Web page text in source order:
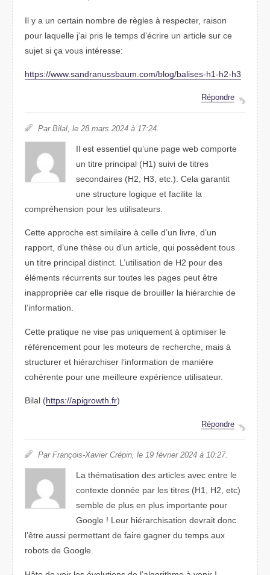
Il y a un certain nombre de règles à respecter, raison
pour laquelle j’ai pris le temps d’écrire un article sur ce
sujet si ça vous intéresse:
https://www.sandranussbaum.com/blog/balises-h1-h2-h3
Répondre
Par Bilal, le 28 mars 2024 à 17:24.
Il est essentiel qu’une page web comporte
un titre principal (H1) suivi de titres
secondaires (H2, H3, etc.). Cela garantit
une structure logique et facilite la
compréhension pour les utilisateurs.
Cette approche est similaire à celle d’un livre, d’un
rapport, d’une thèse ou d’un article, qui possèdent tous
un titre principal distinct. L’utilisation de H2 pour des
éléments récurrents sur toutes les pages peut être
inappropriée car elle risque de brouiller la hiérarchie de
l’information.
Cette pratique ne vise pas uniquement à optimiser le
référencement pour les moteurs de recherche, mais à
structurer et hiérarchiser l’information de manière
cohérente pour une meilleure expérience utilisateur.
Bilal (https://apigrowth.fr)
Répondre
Par François-Xavier Crépin, le 19 février 2024 à 10:27.
La thématisation des articles avec entre le
contexte donnée par les titres (H1, H2, etc)
semble de plus en plus importante pour
Google ! Leur hiérarchisation devrait donc
l’être aussi permettant de faire gagner du temps aux
robots de Google.